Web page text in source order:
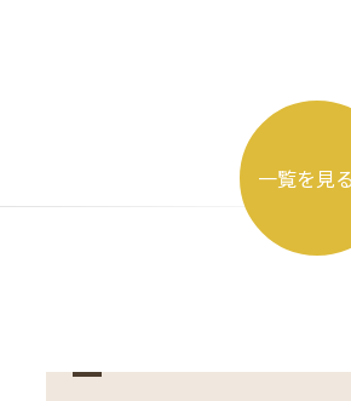
一覧を見る